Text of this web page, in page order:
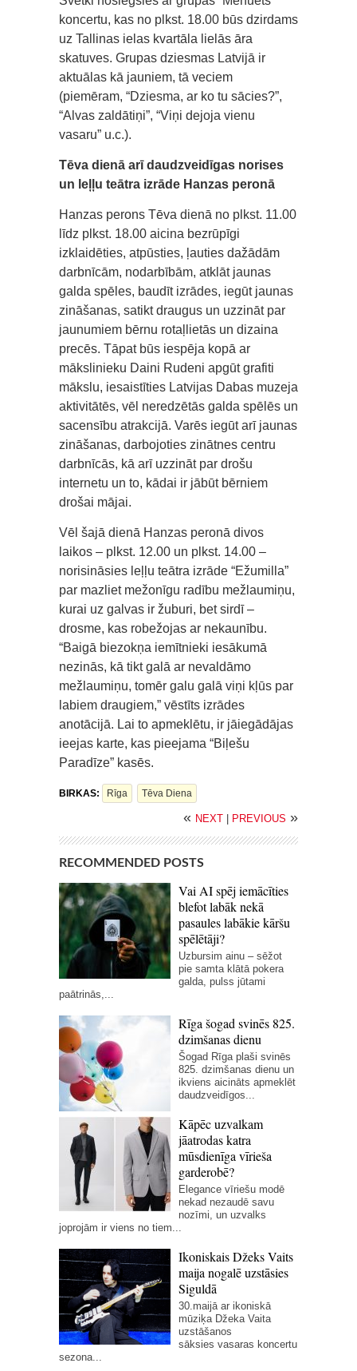
koncertu, kas no plkst. 18.00 būs dzirdams
uz Tallinas ielas kvartāla lielās āra
skatuves. Grupas dziesmas Latvijā ir
aktuālas kā jauniem, tā veciem
(piemēram, “Dziesma, ar ko tu sācies?”,
“Alvas zaldātiņi”, “Viņi dejoja vienu
vasaru” u.c.).
Tēva dienā arī daudzveidīgas norises
un leļļu teātra izrāde Hanzas peronā
Hanzas perons Tēva dienā no plkst. 11.00
līdz plkst. 18.00 aicina bezrūpīgi
izklaidēties, atpūsties, ļauties dažādām
darbnīcām, nodarbībām, atklāt jaunas
galda spēles, baudīt izrādes, iegūt jaunas
zināšanas, satikt draugus un uzzināt par
jaunumiem bērnu rotaļlietās un dizaina
precēs. Tāpat būs iespēja kopā ar
mākslinieku Daini Rudeni apgūt grafiti
mākslu, iesaistīties Latvijas Dabas muzeja
aktivitātēs, vēl neredzētās galda spēlēs un
sacensību atrakcijā. Varēs iegūt arī jaunas
zināšanas, darbojoties zinātnes centru
darbnīcās, kā arī uzzināt par drošu
internetu un to, kādai ir jābūt bērniem
drošai mājai.
Vēl šajā dienā Hanzas peronā divos
laikos – plkst. 12.00 un plkst. 14.00 –
norisināsies leļļu teātra izrāde “Ežumilla”
par mazliet mežonīgu radību mežlaumiņu,
kurai uz galvas ir žuburi, bet sirdī –
drosme, kas robežojas ar nekaunību.
“Baigā biezokņa iemītnieki iesākumā
nezinās, kā tikt galā ar nevaldāmo
mežlaumiņu, tomēr galu galā viņi kļūs par
labiem draugiem,” vēstīts izrādes
anotācijā. Lai to apmeklētu, ir jāiegādājas
ieejas karte, kas pieejama “Biļešu
Paradīze” kasēs.
BIRKAS: Rīga Tēva Diena
« NEXT PREVIOUS »
RECOMMENDED POSTS
Vai AI spēj iemācīties
blefot labāk nekā
pasaules labākie kāršu
spēlētāji?
Uzbursim ainu – sēžot
pie samta klātā pokera
galda, pulss jūtami
paātrinās,...
Rīga šogad svinēs 825.
dzimšanas dienu
Šogad Rīga plaši svinēs
825. dzimšanas dienu un
ikviens aicināts apmeklēt
daudzveidīgos...
Kāpēc uzvalkam
jāatrodas katra
mūsdienīga vīrieša
garderobē?
Elegance vīriešu modē
nekad nezaudē savu
nozīmi, un uzvalks
joprojām ir viens no tiem...
Ikoniskais Džeks Vaits
maija nogalē uzstāsies
Siguldā
30.maijā ar ikoniskā
mūziķa Džeka Vaita
uzstāšanos
sāksies vasaras koncertu
sezona...